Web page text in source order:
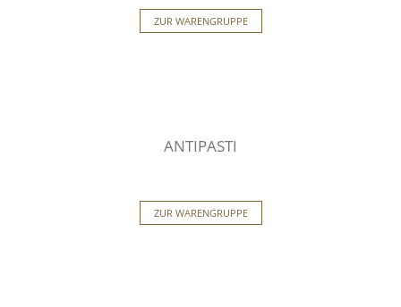
ZUR WARENGRUPPE
ANTIPASTI
ZUR WARENGRUPPE